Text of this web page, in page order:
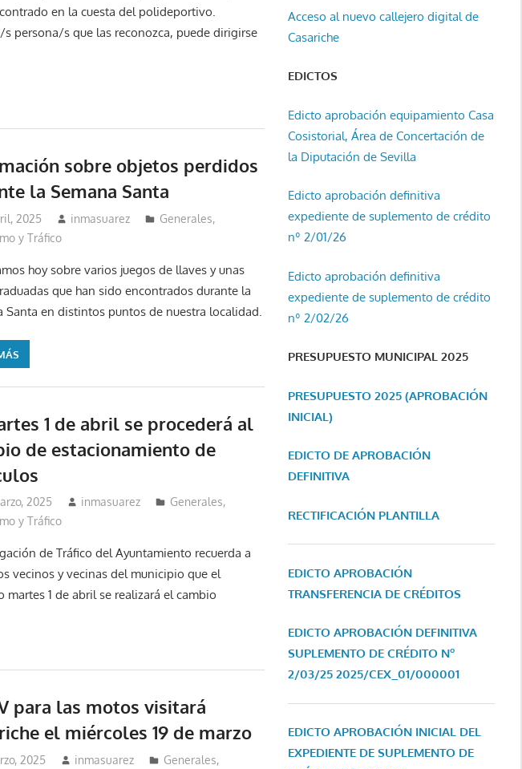
en la cuesta del polideportivo.
s persona/s que las reconozca, puede dirigirse
sobre objetos perdidos
la Semana Santa
2025 inmasuarez Generales,
y Tráfico
hoy sobre varios juegos de llaves y unas
que han sido encontrados durante la
Santa en distintos puntos de nuestra localidad.
1 de abril se procederá al
de estacionamiento de
2025 inmasuarez Generales,
y Tráfico
de Tráfico del Ayuntamiento recuerda a
vecinos y vecinas del municipio que el
martes 1 de abril se realizará el cambio
para las motos visitará
el miércoles 19 de marzo
2025 inmasuarez Generales,
Acceso al nuevo callejero digital de
Casariche
EDICTOS
Edicto aprobación equipamiento Casa
Cosistorial, Área de Concertación de
la Diputación de Sevilla
Edicto aprobación definitiva
expediente de suplemento de crédito
nº 2/01/26
Edicto aprobación definitiva
expediente de suplemento de crédito
nº 2/02/26
PRESUPUESTO MUNICIPAL 2025
PRESUPUESTO 2025 (APROBACIÓN
INICIAL)
EDICTO DE APROBACIÓN
DEFINITIVA
RECTIFICACIÓN PLANTILLA
EDICTO APROBACIÓN
TRANSFERENCIA DE CRÉDITOS
EDICTO APROBACIÓN DEFINITIVA
SUPLEMENTO DE CRÉDITO Nº
2/03/25 2025/CEX_01/000001
EDICTO APROBACIÓN INICIAL DEL
EXPEDIENTE DE SUPLEMENTO DE